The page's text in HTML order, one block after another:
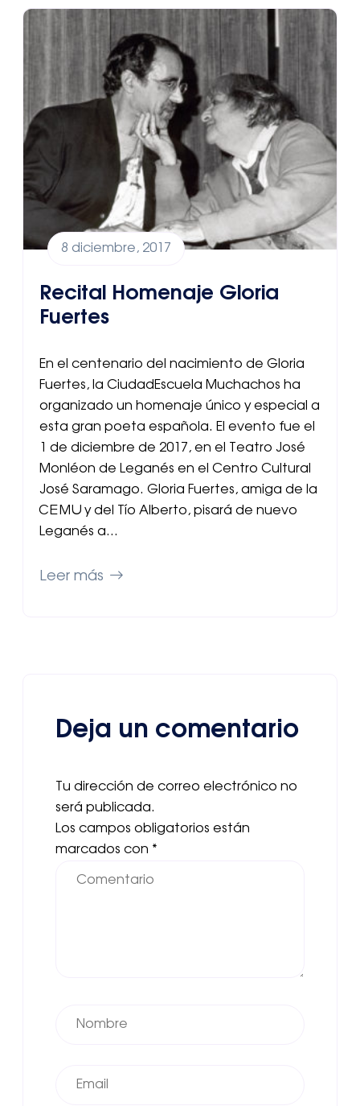
8 diciembre, 2017
Recital Homenaje Gloria
Fuertes
En el centenario del nacimiento de Gloria
Fuertes, la CiudadEscuela Muchachos ha
organizado un homenaje único y especial a
esta gran poeta española. El evento fue el
1 de diciembre de 2017, en el Teatro José
Monléon de Leganés en el Centro Cultural
José Saramago. Gloria Fuertes, amiga de la
CEMU y del Tío Alberto, pisará de nuevo
Leganés a…
Leer más
Deja un comentario
Tu dirección de correo electrónico no
será publicada.
Los campos obligatorios están
marcados con *